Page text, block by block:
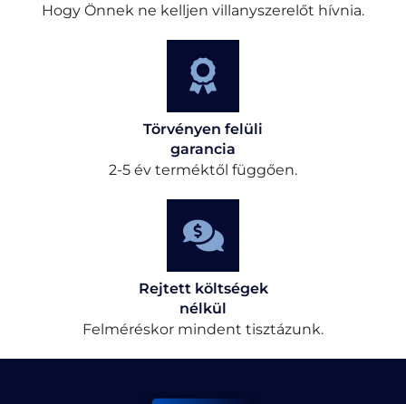
Hogy Önnek ne kelljen villanyszerelőt hívnia.
Törvényen felüli
garancia
2-5 év terméktől függően.
Rejtett költségek
nélkül
Felméréskor mindent tisztázunk.